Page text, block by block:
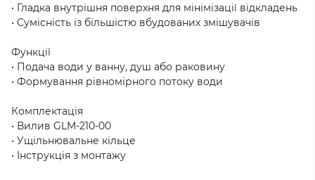
• Гладка внутрішня поверхня для мінімізації відкладень
• Сумісність із більшістю вбудованих змішувачів
Функції
• Подача води у ванну, душ або раковину
• Формування рівномірного потоку води
Комплектація
• Вилив GLM-210-00
• Ущільнювальне кільце
• Інструкція з монтажу